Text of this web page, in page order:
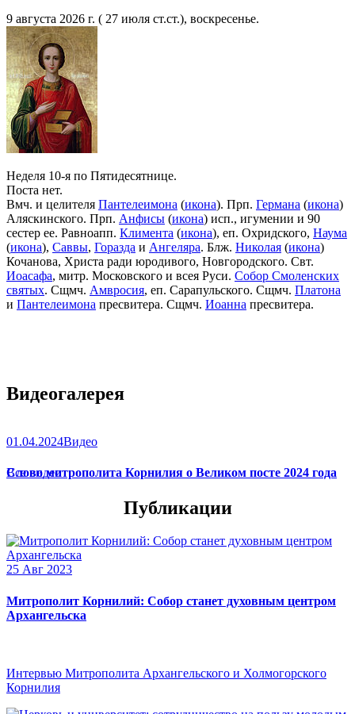
9 августа 2026 г. ( 27 июля ст.ст.), воскресенье.
Неделя 10-я по Пятидесятнице.
Поста нет.
Вмч. и целителя Пантелеимона (икона). Прп. Германа (икона)
Аляскинского. Прп. Анфисы (икона) исп., игумении и 90
сестер ее. Равноапп. Климента (икона), еп. Охридского, Наума
(икона), Саввы, Горазда и Ангеляра. Блж. Николая (икона)
Кочанова, Христа ради юродивого, Новгородского. Свт.
Иоасафа, митр. Московского и всея Руси. Собор Смоленских
святых. Сщмч. Амвросия, еп. Сарапульского. Сщмч. Платона
и Пантелеимона пресвитера. Сщмч. Иоанна пресвитера.
Видеогалерея
01.04.2024Видео
Слово митрополита Корнилия о Великом посте 2024 года
Все видео
Публикации
25 Авг 2023
Митрополит Корнилий: Собор станет духовным центром
Архангельска
Интервью Митрополита Архангельского и Холмогорского
Корнилия